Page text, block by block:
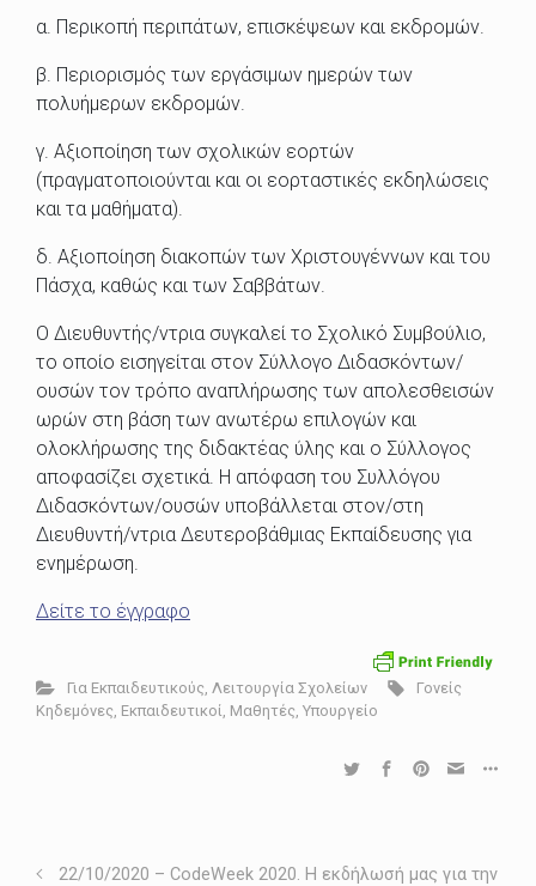
α. Περικοπή περιπάτων, επισκέψεων και εκδρομών.
β. Περιορισμός των εργάσιμων ημερών των
πολυήμερων εκδρομών.
γ. Αξιοποίηση των σχολικών εορτών
(πραγματοποιούνται και οι εορταστικές εκδηλώσεις
και τα μαθήματα).
δ. Αξιοποίηση διακοπών των Χριστουγέννων και του
Πάσχα, καθώς και των Σαββάτων.
Ο Διευθυντής/ντρια συγκαλεί το Σχολικό Συμβούλιο,
το οποίο εισηγείται στον Σύλλογο Διδασκόντων/
ουσών τον τρόπο αναπλήρωσης των απολεσθεισών
ωρών στη βάση των ανωτέρω επιλογών και
ολοκλήρωσης της διδακτέας ύλης και ο Σύλλογος
αποφασίζει σχετικά. Η απόφαση του Συλλόγου
Διδασκόντων/ουσών υποβάλλεται στον/στη
Διευθυντή/ντρια Δευτεροβάθμιας Εκπαίδευσης για
ενημέρωση.
Δείτε το έγγραφο
Για Εκπαιδευτικούς Λειτουργία Σχολείων
Γονείς
Κηδεμόνες Εκπαιδευτικοί Μαθητές Υπουργείο
22/10/2020 – CodeWeek 2020. Η εκδήλωσή μας για την